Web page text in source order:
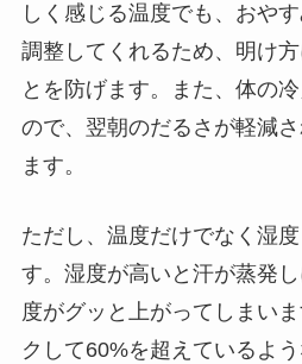
しく感じる温度でも、おや
調整してくれるため、明け
とを防げます。また、体の
ので、翌朝のだるさが軽減
ます。
ただし、温度だけでなく湿
す。湿度が高いと汗が蒸発
度がグッと上がってしまい
クして60%を超えているよ